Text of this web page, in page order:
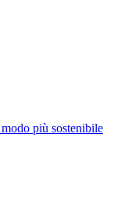
più sostenibile